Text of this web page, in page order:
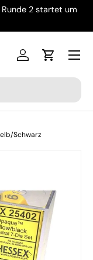
2 startet um
Einloggen
Menü
Schwarz